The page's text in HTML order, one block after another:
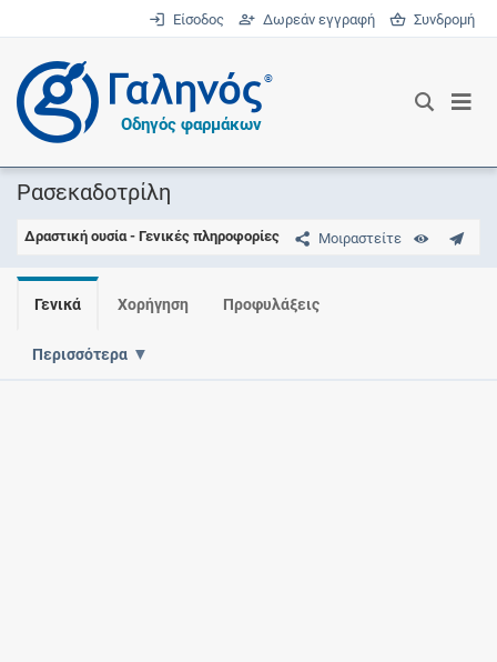
Είσοδος Δωρεάν εγγραφή Συνδρομή
®
Οδηγός φαρμάκων
Ρασεκαδοτρίλη
Μοιραστείτε
Δραστική ουσία - Γενικές πληροφορίες
Γενικά Χορήγηση Προφυλάξεις
Περισσότερα